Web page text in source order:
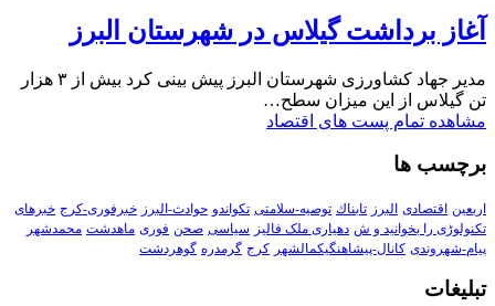
آغاز برداشت گیلاس در شهرستان البرز
مدیر جهاد کشاورزی شهرستان البرز پیش بینی کرد بیش از ۳ هزار
تن گیلاس از این میزان سطح…
مشاهده تمام پست های اقتصاد
برچسب ها
اربعین اقتصادی البرز تابناك توصیه-سلامتی تکواندو حوادث-البرز خبرفوری-کرج خبرهای
تکنولوڑی را بخوانید و ش دهیاری ملک فالیز سیاسی صحن فوری ماهدشت محمدشهر
پیام-شهروندی کانال-پیشاهنگیکمالشهر کرج گرمدره گوهردشت
تبلیغات